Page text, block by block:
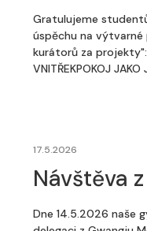
Gratulujeme
úspěchu na výtvarné
kurátorů za
VNITŘEKPOKOJ JAKO
17.5.2026
Návštěva
Dne 14.5.2026 naše